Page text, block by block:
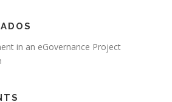
in an eGovernance Project